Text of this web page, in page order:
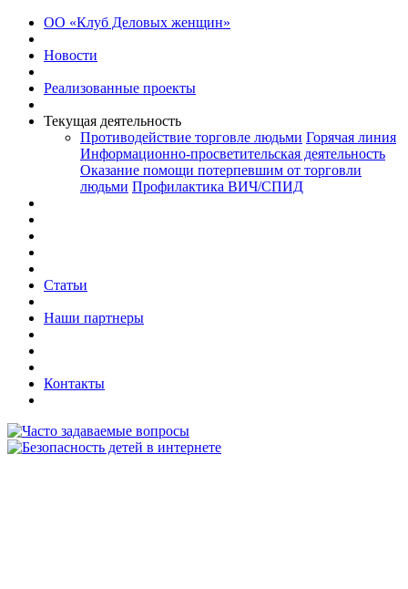
ОО «Клуб Деловых женщин»
Новости
Реализованные проекты
Текущая деятельность
Противодействие торговле людьми Горячая линия
Информационно-просветительская деятельность
Оказание помощи потерпевшим от торговли
людьми Профилактика ВИЧ/СПИД
Статьи
Наши партнеры
Контакты